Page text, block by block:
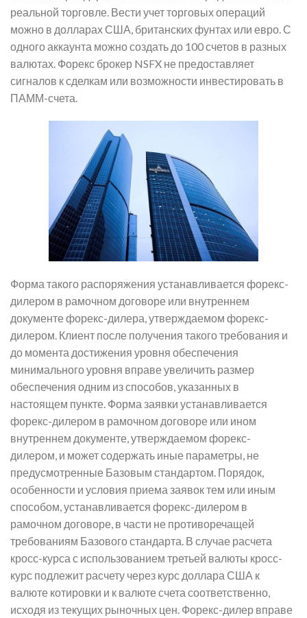
реальной торговле. Вести учет торговых операций
можно в долларах США, британских фунтах или евро. С
одного аккаунта можно создать до 100 счетов в разных
валютах. Форекс брокер NSFX не предоставляет
сигналов к сделкам или возможности инвестировать в
ПАММ-счета.
Форма такого распоряжения устанавливается форекс-
дилером в рамочном договоре или внутреннем
документе форекс-дилера, утверждаемом форекс-
дилером. Клиент после получения такого требования и
до момента достижения уровня обеспечения
минимального уровня вправе увеличить размер
обеспечения одним из способов, указанных в
настоящем пункте. Форма заявки устанавливается
форекс-дилером в рамочном договоре или ином
внутреннем документе, утверждаемом форекс-
дилером, и может содержать иные параметры, не
предусмотренные Базовым стандартом. Порядок,
особенности и условия приема заявок тем или иным
способом, устанавливается форекс-дилером в
рамочном договоре, в части не противоречащей
требованиям Базового стандарта. В случае расчета
кросс-курса с использованием третьей валюты кросс-
курс подлежит расчету через курс доллара США к
валюте котировки и к валюте счета соответственно,
исходя из текущих рыночных цен. Форекс-дилер вправе